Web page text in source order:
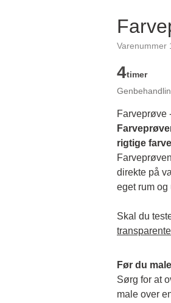
Varenummer
4timer
rigtige
direkte på
eget rum
Før du
Sørg for at
male over